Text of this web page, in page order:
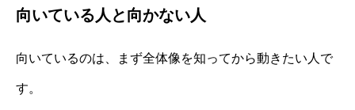
向いている人と向かない人
向いているのは、まず全体像を知ってから動きたい人で
す。